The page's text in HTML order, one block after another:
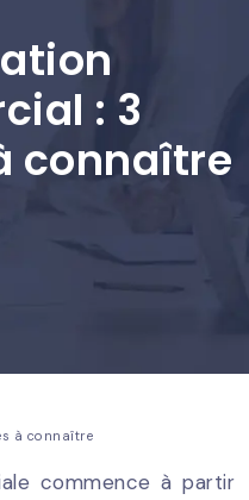
: 3
connaître
à connaître